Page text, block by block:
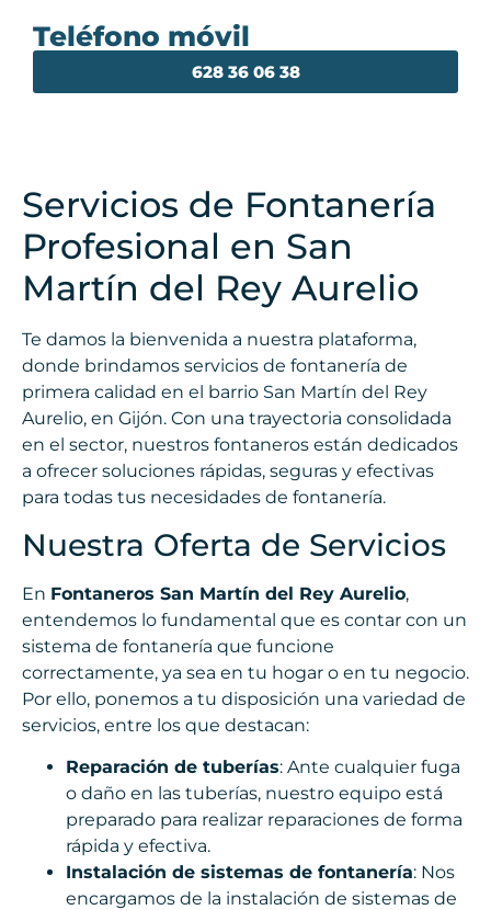
Teléfono móvil
628 36 06 38
Servicios de Fontanería
Profesional en San
Martín del Rey Aurelio
Te damos la bienvenida a nuestra plataforma,
donde brindamos servicios de fontanería de
primera calidad en el barrio San Martín del Rey
Aurelio, en Gijón. Con una trayectoria consolidada
en el sector, nuestros fontaneros están dedicados
a ofrecer soluciones rápidas, seguras y efectivas
para todas tus necesidades de fontanería.
Nuestra Oferta de Servicios
En Fontaneros San Martín del Rey Aurelio,
entendemos lo fundamental que es contar con un
sistema de fontanería que funcione
correctamente, ya sea en tu hogar o en tu negocio.
Por ello, ponemos a tu disposición una variedad de
servicios, entre los que destacan:
Reparación de tuberías: Ante cualquier fuga
o daño en las tuberías, nuestro equipo está
preparado para realizar reparaciones de forma
rápida y efectiva.
Instalación de sistemas de fontanería: Nos
encargamos de la instalación de sistemas de